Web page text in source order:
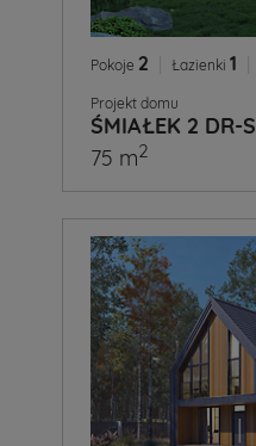
Pokoje 2 Łazienki 1
Projekt domu
ŚMIAŁEK 2 DR-S
75 m2